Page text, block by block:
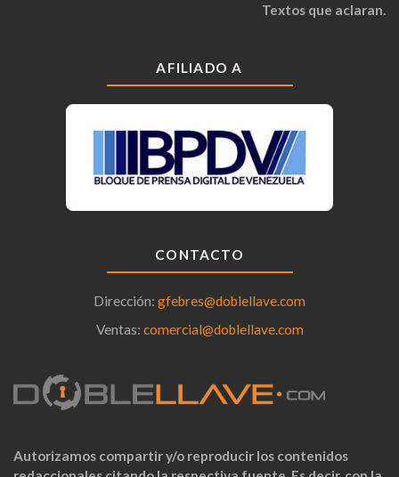
Textos que aclaran.
AFILIADO A
CONTACTO
Dirección: gfebres@doblellave.com
Ventas: comercial@doblellave.com
Autorizamos compartir y/o reproducir los contenidos